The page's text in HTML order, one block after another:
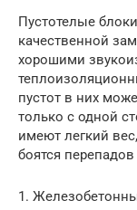
Пустотелые
качественной
хорошими
пустот в них
только с одной
имеют легкий
боятся перепадов
1.